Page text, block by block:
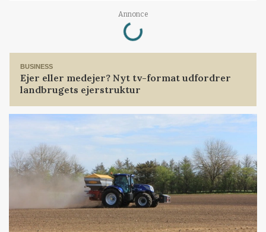
Annonce
Loading...
BUSINESS
Ejer eller medejer? Nyt tv-format udfordrer
landbrugets ejerstruktur